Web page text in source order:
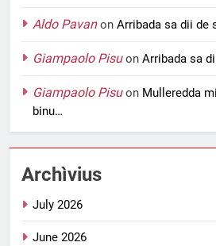
Aldo Pavanon Arribada sa dii de
Giampaolo Pisuon Arribada sa
Giampaolo Pisuon Mulleredda
binu…
Archìvius
July 2026
June 2026